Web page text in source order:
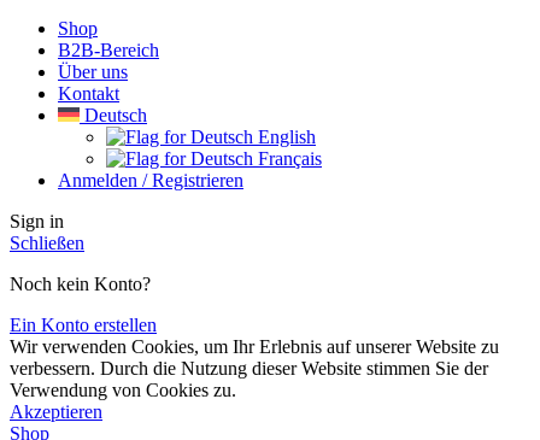
Shop
B2B-Bereich
Über uns
Kontakt
Deutsch
English
Français
Anmelden / Registrieren
Sign in
Schließen
Noch kein Konto?
Ein Konto erstellen
Wir verwenden Cookies, um Ihr Erlebnis auf unserer Website zu
verbessern. Durch die Nutzung dieser Website stimmen Sie der
Verwendung von Cookies zu.
Akzeptieren
Shop